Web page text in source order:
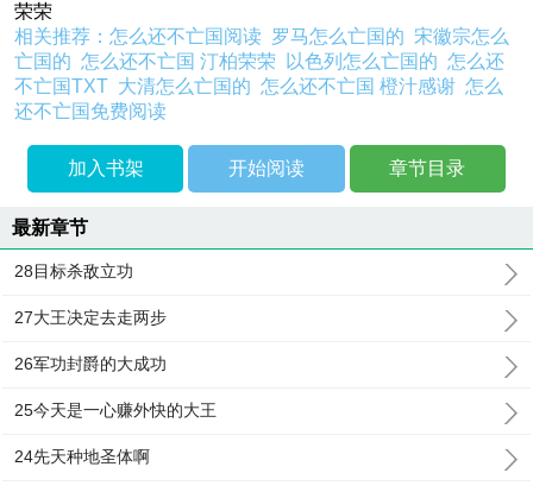
荣荣
相关推荐：怎么还不亡国阅读 罗马怎么亡国的宋徽宗怎么
亡国的怎么还不亡国 汀柏荣荣 以色列怎么亡国的怎么还
不亡国TXT 大清怎么亡国的怎么还不亡国 橙汁感谢怎么
还不亡国免费阅读
加入书架 开始阅读 章节目录
最新章节
28目标杀敌立功
27大王决定去走两步
26军功封爵的大成功
25今天是一心赚外快的大王
24先天种地圣体啊